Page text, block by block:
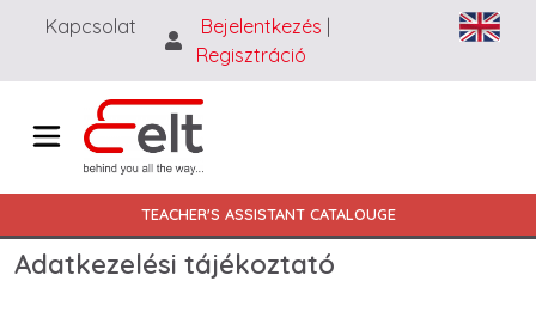
Ugrás a tartalomra
Kapcsolat Bejelentkezés
Regisztráció
Main navigation HU
TEACHER'S ASSISTANT CATALOUGE
Adatkezelési tájékoztató